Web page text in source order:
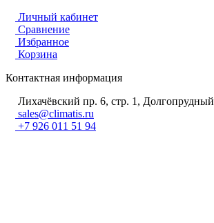
Личный кабинет
Сравнение
Избранное
Корзина
Контактная информация
Лихачёвский пр. 6, стр. 1, Долгопрудный
sales@climatis.ru
+7 926 011 51 94